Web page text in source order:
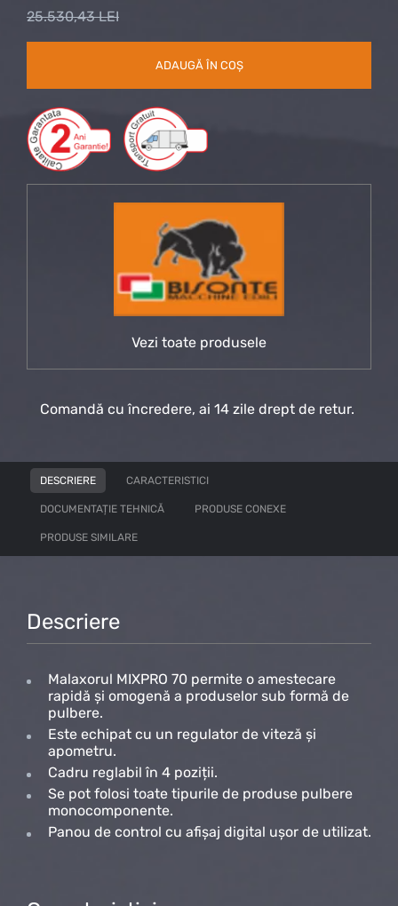
25.530,43 LEI
ADAUGĂ ÎN COȘ
Vezi toate produsele
Comandă cu încredere, ai 14 zile drept de retur.
DESCRIERE CARACTERISTICI
DOCUMENTAȚIE TEHNICĂ PRODUSE CONEXE
PRODUSE SIMILARE
Descriere
Malaxorul MIXPRO 70 permite o amestecare
rapidă și omogenă a produselor sub formă de
pulbere.
Este echipat cu un regulator de viteză și
apometru.
Cadru reglabil în 4 poziții.
Se pot folosi toate tipurile de produse pulbere
monocomponente.
Panou de control cu afișaj digital ușor de utilizat.